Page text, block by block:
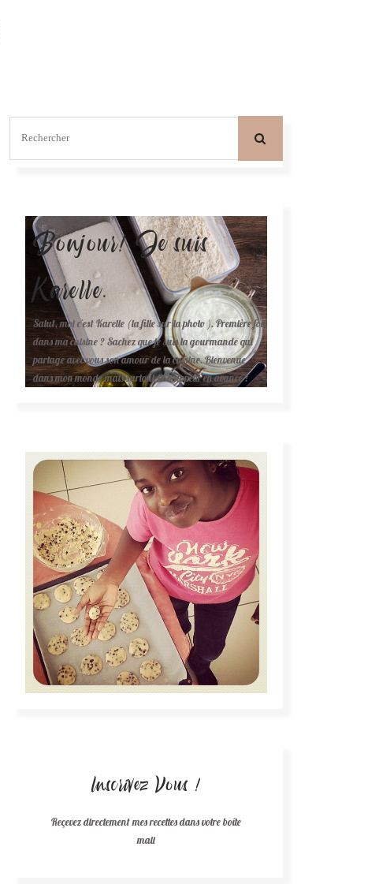
Bonjour! Je suis
Karelle.
Salut, moi c'est Karelle (la fille sur la photo ). Première fois
dans ma cuisine ? Sachez que je suis la gourmande qui
partage avec vous son amour de la cuisine. Bienvenue
dans mon monde mais surtout bon appétit en avance !
Inscrivez Vous !
Reçevez directement mes recettes dans votre boîte
mail